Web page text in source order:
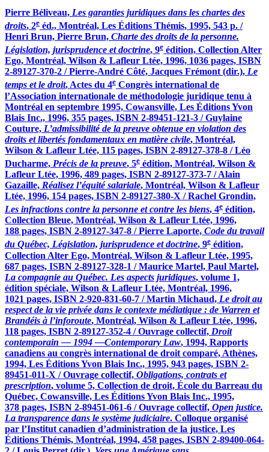
Pierre Béliveau, Les garanties juridiques dans les chartes des
droits, 2e éd., Montréal, Les Éditions Thémis, 1995, 543 p. /
Henri Brun, Pierre Brun, Charte des droits de la personne.
Législation, jurisprudence et doctrine, 9e édition, Collection Alter
Ego, Montréal, Wilson & Lafleur Ltée, 1996, 1036 pages, ISBN
2-89127-370-2 / Pierre-André Côté, Jacques Frémont (dir.), Le
temps et le droit, Actes du 4e Congrès international de
l’Association internationale de méthodologie juridique tenu à
Montréal en septembre 1995, Cowansville, Les Éditions Yvon
Blais Inc., 1996, 355 pages, ISBN 2-89451-121-3 / Guylaine
Couture, L’admissibilité de la preuve obtenue en violation des
droits et libertés fondamentaux en matière civile, Montréal,
Wilson & Lafleur Ltée, 115 pages, ISBN 2-89127-378-8 / Léo
Ducharme, Précis de la preuve, 5e édition, Montréal, Wilson &
Lafleur Ltée, 1996, 489 pages, ISBN 2-89127-373-7 / Alain
Gazaille, Réalisez l’équité salariale, Montréal, Wilson & Lafleur
Ltée, 1996, 154 pages, ISBN 2-89127-380-X / Rachel Grondin,
Les infractions contre la personne et contre les biens, 4e édition,
Collection Bleue, Montréal, Wilson & Lafleur Ltée, 1996,
188 pages, ISBN 2-89127-347-8 / Pierre Laporte, Code du travail
du Québec, Législation, jurisprudence et doctrine, 9e édition,
Collection Alter Ego, Montréal, Wilson & Lafleur Ltée, 1995,
687 pages, ISBN 2-89127-328-1 / Maurice Martel, Paul Martel,
La compagnie au Québec. Les aspects juridiques, volume 1,
édition spéciale, Wilson & Lafleur Ltée, Montréal, 1996,
1021 pages, ISBN 2-920-831-60-7 / Martin Michaud, Le droit au
respect de la vie privée dans le contexte médiatique : de Warren et
Brandéis à l’inforoute, Montréal, Wilson & Lafleur Ltée, 1996,
118 pages, ISBN 2-89127-352-4 / Ouvrage collectif, Droit
contemporain — 1994 —Contemporary Law, 1994, Rapports
canadiens au congrès international de droit comparé, Athènes,
1994, Les Éditions Yvon Blais Inc., 1995, 943 pages, ISBN 2-
89451-011-X / Ouvrage collectif, Obligations, contrats et
prescription, volume 5, Collection de droit, École du Barreau du
Québec, Cowansville, Les Éditions Yvon Blais Inc., 1995,
378 pages, ISBN 2-89451-061-6 / Ouvrage collectif, Open justice.
La transparence dans le système judiciaire. Colloque organisé
par l’Institut canadien d’administration de la justice, Les
Éditions Thémis, Montréal, 1994, 458 pages, ISBN 2-89400-064-